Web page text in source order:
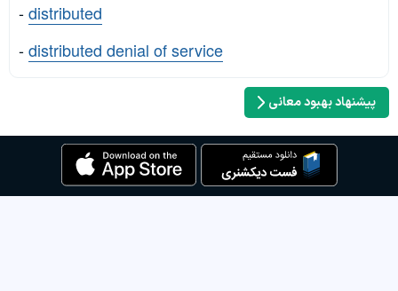
-distributed
-distributed denial of service
پیشنهاد بهبود معانی